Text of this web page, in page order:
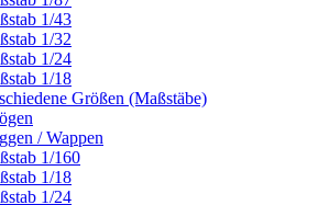
1/43
1/32
1/24
1/18
Größen (Maßstäbe)
/ Wappen
1/160
1/18
1/24